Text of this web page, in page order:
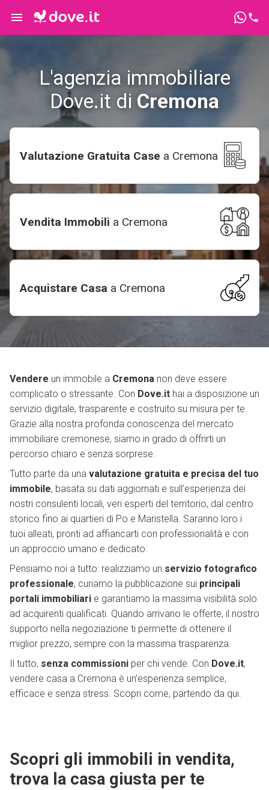
L'agenzia immobiliare
Dove.it di Cremona
Valutazione Gratuita Case a Cremona
Vendita Immobili a Cremona
Acquistare Casa a Cremona
Vendere un immobile a Cremona non deve essere
complicato o stressante. Con Dove.it hai a disposizione un
servizio digitale, trasparente e costruito su misura per te.
Grazie alla nostra profonda conoscenza del mercato
immobiliare cremonese, siamo in grado di offrirti un
percorso chiaro e senza sorprese.
Tutto parte da una valutazione gratuita e precisa del tuo
immobile, basata su dati aggiornati e sull’esperienza dei
nostri consulenti locali, veri esperti del territorio, dal centro
storico fino ai quartieri di Po e Maristella. Saranno loro i
tuoi alleati, pronti ad affiancarti con professionalità e con
un approccio umano e dedicato.
Pensiamo noi a tutto: realizziamo un servizio fotografico
professionale, curiamo la pubblicazione sui principali
portali immobiliari e garantiamo la massima visibilità solo
ad acquirenti qualificati. Quando arrivano le offerte, il nostro
supporto nella negoziazione ti permette di ottenere il
miglior prezzo, sempre con la massima trasparenza.
Il tutto, senza commissioni per chi vende. Con Dove.it,
vendere casa a Cremona è un’esperienza semplice,
efficace e senza stress. Scopri come, partendo da qui.
Scopri gli immobili in vendita,
trova la casa giusta per te